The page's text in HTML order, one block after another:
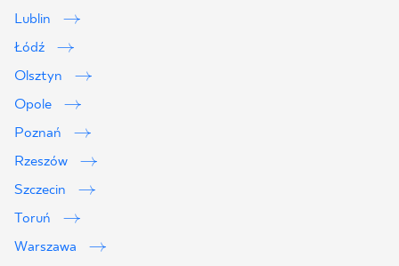
Lublin
Łódź
Olsztyn
Opole
Poznań
Rzeszów
Szczecin
Toruń
Warszawa